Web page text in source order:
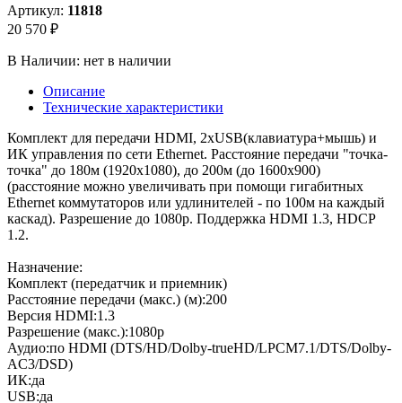
Артикул: 11818
20 570 ₽
В Наличии: нет в наличии
Описание
Технические характеристики
Комплект для передачи HDMI, 2xUSB(клавиатура+мышь) и
ИК управления по сети Ethernet. Расстояние передачи "точка-
точка" до 180м (1920x1080), до 200м (до 1600x900)
(расстояние можно увеличивать при помощи гигабитных
Ethernet коммутаторов или удлинителей - по 100м на каждый
каскад). Разрешение до 1080p. Поддержка HDMI 1.3, HDCP
1.2.
Назначение:
Комплект (передатчик и приемник)
Расстояние передачи (макс.) (м):200
Версия HDMI:1.3
Разрешение (макс.):1080p
Аудио:по HDMI (DTS/HD/Dolby-trueHD/LPCM7.1/DTS/Dolby-
AC3/DSD)
ИК:да
USB:да